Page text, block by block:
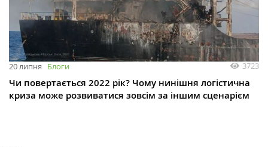
20 липня Блоги 3723
Чи повертається 2022 рік? Чому нинішня логістична
криза може розвиватися зовсім за іншим сценарієм